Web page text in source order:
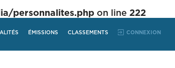
personnalites.php on line 222
ÉMISSIONS CLASSEMENTS CONNEXION